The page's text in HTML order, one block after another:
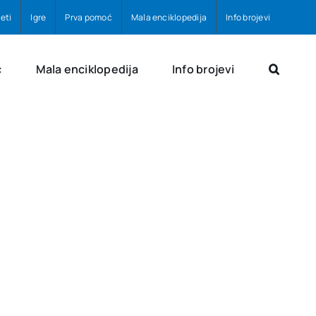
Igre Prva pomoć Mala enciklopedija Info brojevi
Mala enciklopedija Info brojevi